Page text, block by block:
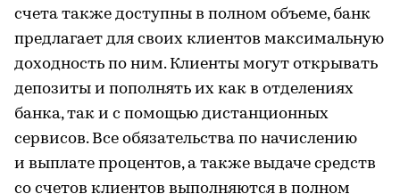
счета также доступны в полном объеме, банк
предлагает для своих клиентов максимальную
доходность по ним. Клиенты могут открывать
депозиты и пополнять их как в отделениях
банка, так и с помощью дистанционных
сервисов. Все обязательства по начислению
и выплате процентов, а также выдаче средств
со счетов клиентов выполняются в полном